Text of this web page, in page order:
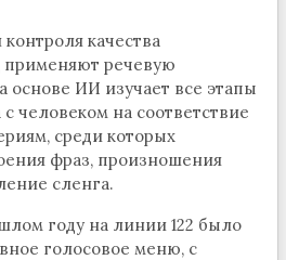
качества
речевую
основе ИИ изучает все этапы
человеком на соответствие
среди которых
фраз, произношения
сленга.
году на линии 122 было
голосовое меню, с